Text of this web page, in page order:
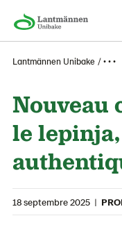
Lantmännen Unibake • • •
Nouveau
le
18 septembre 2025 |